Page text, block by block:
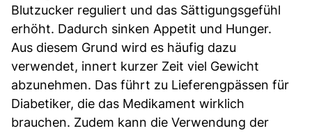
Blutzucker reguliert und das Sättigungsgefühl
erhöht. Dadurch sinken Appetit und Hunger.
Aus diesem Grund wird es häufig dazu
verwendet, innert kurzer Zeit viel Gewicht
abzunehmen. Das führt zu Lieferengpässen für
Diabetiker, die das Medikament wirklich
brauchen. Zudem kann die Verwendung der